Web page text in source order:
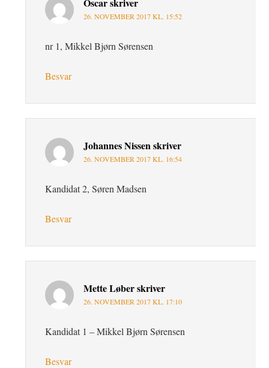
26. NOVEMBER 2017 KL. 15:52
nr 1, Mikkel Bjørn Sørensen
Besvar
Johannes Nissenskriver
26. NOVEMBER 2017 KL. 16:54
Kandidat 2, Søren Madsen
Besvar
Mette Løberskriver
26. NOVEMBER 2017 KL. 17:10
Kandidat 1 – Mikkel Bjørn Sørensen
Besvar